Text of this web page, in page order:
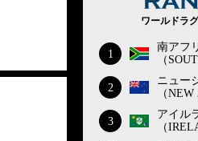
ワールドラ
1
南アフ
（
2
ニュー
（
3
アイル
（